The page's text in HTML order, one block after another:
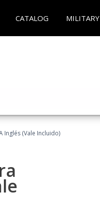
CATALOG MILITARY
Inglés (Vale Incluido)